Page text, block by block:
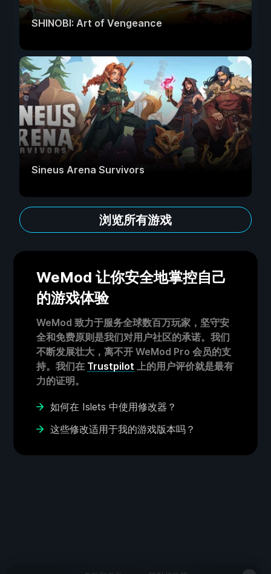
SHINOBI: Art of Vengeance
Sineus Arena Survivors
浏览所有游戏
WeMod 让你安全地掌控自己
的游戏体验
WeMod 致力于服务全球数百万玩家，坚守安
全和免费原则是我们对用户社区的承诺。我们
不断发展壮大，离不开 WeMod Pro 会员的支
持。我们在 Trustpilot 上的用户评价就是最有
力的证明。
如何在 Islets 中使用修改器？
这些修改适用于我的游戏版本吗？